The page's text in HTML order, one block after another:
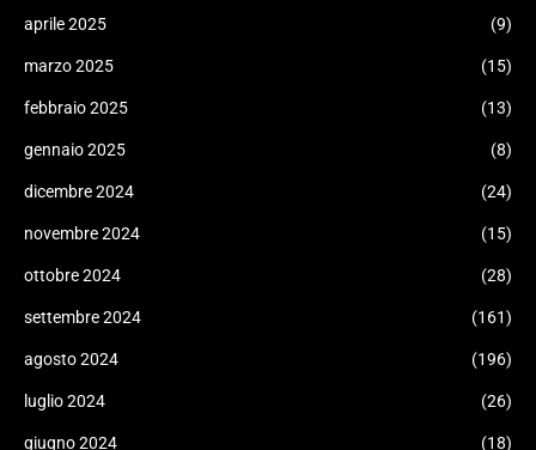
aprile 2025 (9)
marzo 2025 (15)
febbraio 2025 (13)
gennaio 2025 (8)
dicembre 2024 (24)
novembre 2024 (15)
ottobre 2024 (28)
settembre 2024 (161)
agosto 2024 (196)
luglio 2024 (26)
giugno 2024 (18)